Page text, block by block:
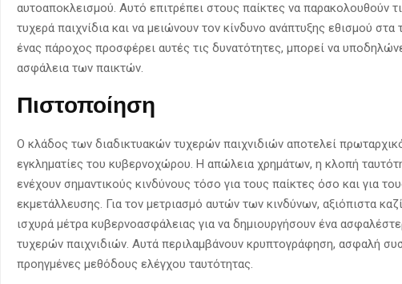
αυτοαποκλεισμού. Αυτό επιτρέπει στους παίκτες να παρακολουθούν
τυχερά παιχνίδια και να μειώνουν τον κίνδυνο ανάπτυξης εθισμού στα
ένας πάροχος προσφέρει αυτές τις δυνατότητες, μπορεί να
ασφάλεια των παικτών.
Πιστοποίηση
Ο κλάδος των διαδικτυακών τυχερών παιχνιδιών αποτελεί
εγκληματίες του κυβερνοχώρου. Η απώλεια χρημάτων, η κλοπή
ενέχουν σημαντικούς κινδύνους τόσο για τους παίκτες όσο και για
εκμετάλλευσης. Για τον μετριασμό αυτών των κινδύνων, αξιόπιστα
ισχυρά μέτρα κυβερνοασφάλειας για να δημιουργήσουν ένα
τυχερών παιχνιδιών. Αυτά περιλαμβάνουν κρυπτογράφηση, ασφαλή
προηγμένες μεθόδους ελέγχου ταυτότητας.